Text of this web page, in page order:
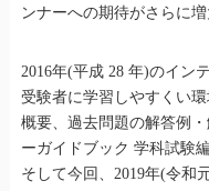
ンナーへの期待がさらに増
2016年(平成 28 年)のイン
受験者に学習しやすくい
概要、過去問題の解答例
ーガイドブック 学科試験
そして今回、2019年(令和